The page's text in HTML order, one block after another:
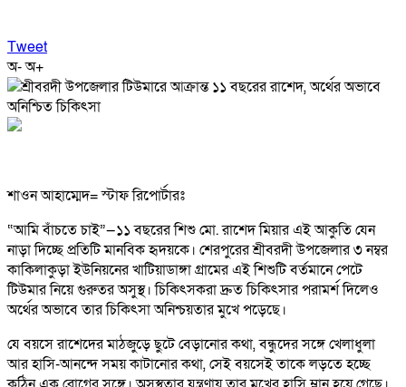
Tweet
অ-অ+
শাওন আহাম্মেদ= স্টাফ রিপোর্টারঃ
“আমি বাঁচতে চাই”—১১ বছরের শিশু মো. রাশেদ মিয়ার এই আকুতি যেন
নাড়া দিচ্ছে প্রতিটি মানবিক হৃদয়কে। শেরপুরের শ্রীবরদী উপজেলার ৩ নম্বর
কাকিলাকুড়া ইউনিয়নের খাটিয়াডাঙ্গা গ্রামের এই শিশুটি বর্তমানে পেটে
টিউমার নিয়ে গুরুতর অসুস্থ। চিকিৎসকরা দ্রুত চিকিৎসার পরামর্শ দিলেও
অর্থের অভাবে তার চিকিৎসা অনিশ্চয়তার মুখে পড়েছে।
যে বয়সে রাশেদের মাঠজুড়ে ছুটে বেড়ানোর কথা, বন্ধুদের সঙ্গে খেলাধুলা
আর হাসি-আনন্দে সময় কাটানোর কথা, সেই বয়সেই তাকে লড়তে হচ্ছে